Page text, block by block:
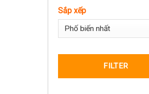
Sắp xếp
Sort Products
FILTER